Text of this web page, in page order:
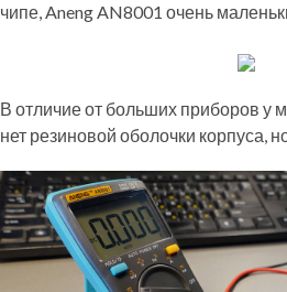
чипе, Aneng AN8001 очень
В отличие от больших приборов у
нет резиновой оболочки корпуса,